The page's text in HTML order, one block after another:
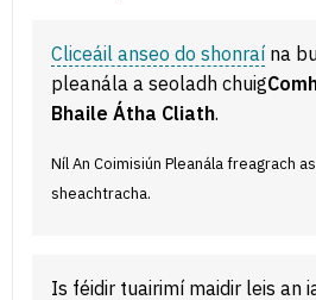
Cliceáil anseo do shonraí na
pleanála a seoladh chuig
Bhaile Átha Cliath.
Níl An Coimisiún Pleanála freagrach
sheachtracha.
Is féidir tuairimí maidir leis an